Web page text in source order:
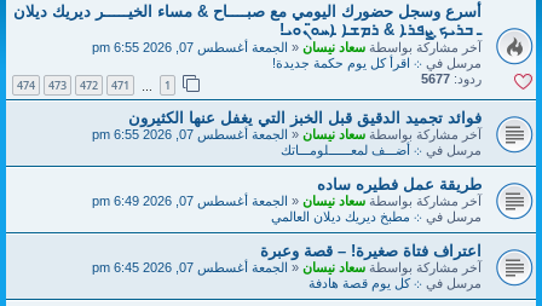
أسرع وسجل حضورك اليومي مع صبــــاح & مساء الخيـــــر ديريك ديلان
ـ ܒܪܝܟ̣ ܨܦܪܐ & ܪܡܫܐ ܐܚܘ̈ܢܘܝ!
آخر مشاركة بواسطةسعاد نيسان«الجمعة أغسطس 07, 2026 6:55 pm
مرسل في܀ اقرأ كل يوم حكمة جديدة!
ردود: 5677
471
472
473
474
فوائد تجميد الدقيق قبل الخبز التي يغفل عنها الكثيرون
آخر مشاركة بواسطةسعاد نيسان«الجمعة أغسطس 07, 2026 6:55 pm
مرسل في܀ أضـــف لمعــــــلومـــاتك
طريقة عمل فطيره ساده
آخر مشاركة بواسطةسعاد نيسان«الجمعة أغسطس 07, 2026 6:49 pm
مرسل في܀ مطبخ ديريك ديلان العالمي
اعتراف فتاة صغيرة! – قصة وعبرة
آخر مشاركة بواسطةسعاد نيسان«الجمعة أغسطس 07, 2026 6:45 pm
مرسل في܀ كل يوم قصة هادفة